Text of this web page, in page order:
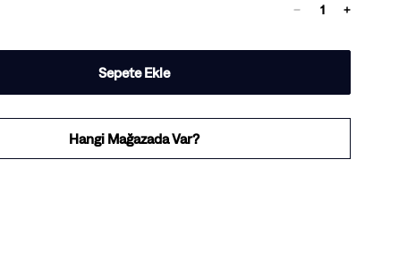
Sepete Ekle
Hangi Mağazada Var?